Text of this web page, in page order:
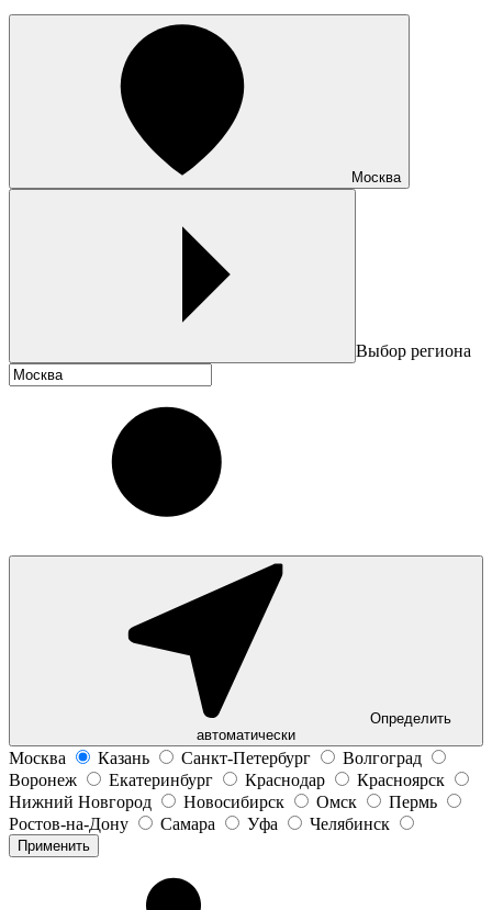
Москва
Выбор региона
Определить
автоматически
Москва Казань Санкт-Петербург
Волгоград
Воронеж
Екатеринбург Краснодар
Красноярск
Нижний Новгород
Новосибирск Омск
Пермь
Ростов-на-Дону
Самара Уфа Челябинск
Применить